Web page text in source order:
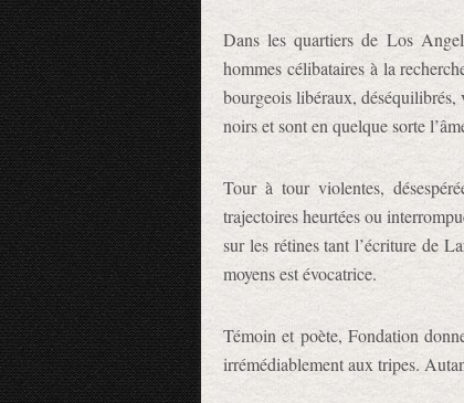
Dans les quartiers de Los
hommes célibataires à la
bourgeois libéraux, déséquilibrés,
noirs et sont en quelque sorte
Tour à tour violentes,
trajectoires heurtées ou
sur les rétines tant l’écriture de
moyens est évocatrice.
Témoin et poète, Fondation
irrémédiablement aux tripes.